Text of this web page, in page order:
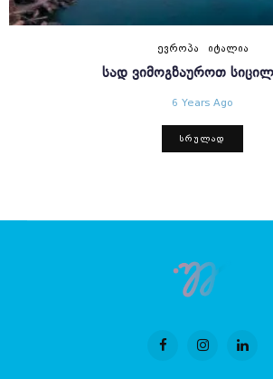
ᲔᲕᲠᲝᲞᲐ ᲘᲢᲐᲚᲘᲐ
ᲡᲐᲓ ᲕᲘᲛᲝᲒᲖᲐᲣᲠᲝᲗ
6 Years Ago
ᲡᲠᲣᲚᲐᲓ